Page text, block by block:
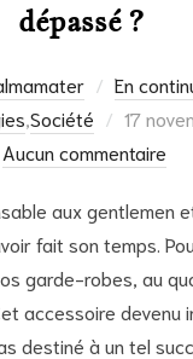
dépassé ?
En
Société
Publié
le
17
Aucun commentaire
aux gentlemen
fait son temps.
garde-robes, au
accessoire devenu
destiné à un tel